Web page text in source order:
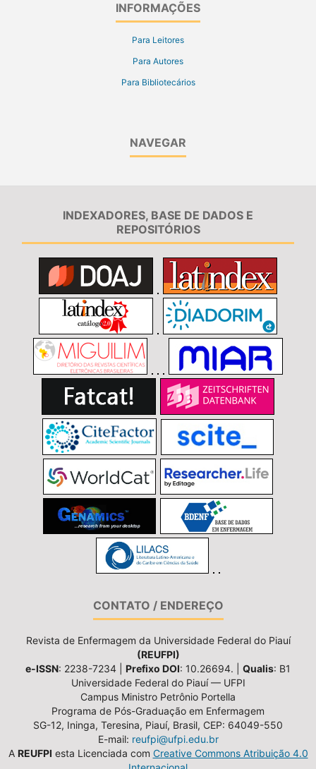
INFORMAÇÕES
Para Leitores
Para Autores
Para Bibliotecários
NAVEGAR
INDEXADORES, BASE DE DADOS E
REPOSITÓRIOS
CONTATO / ENDEREÇO
Revista de Enfermagem da Universidade Federal do Piauí
(REUFPI)
e-ISSN: 2238-7234 | Prefixo DOI: 10.26694. | Qualis: B1
Universidade Federal do Piauí — UFPI
Campus Ministro Petrônio Portella
Programa de Pós-Graduação em Enfermagem
SG-12, Ininga, Teresina, Piauí, Brasil, CEP: 64049-550
E-mail: reufpi@ufpi.edu.br
A REUFPI esta Licenciada com Creative Commons Atribuição 4.0